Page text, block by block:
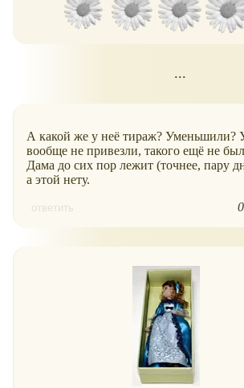
...
А какой же у неё тираж? Уменьшили?
вообще не привезли, такого ещё не
Дама до сих пор лежит (точнее, пару
а этой нету.
ответить